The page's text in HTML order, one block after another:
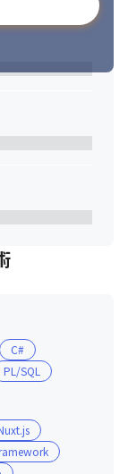
くる。”
消する」ことで
す。
援する。
員だけでなく
いき、ITエンジニ
択権がない」と
ジニアが満足で
）を作り、“エン
ある報酬を得ら
定のキャリアを
C#
PL/SQL